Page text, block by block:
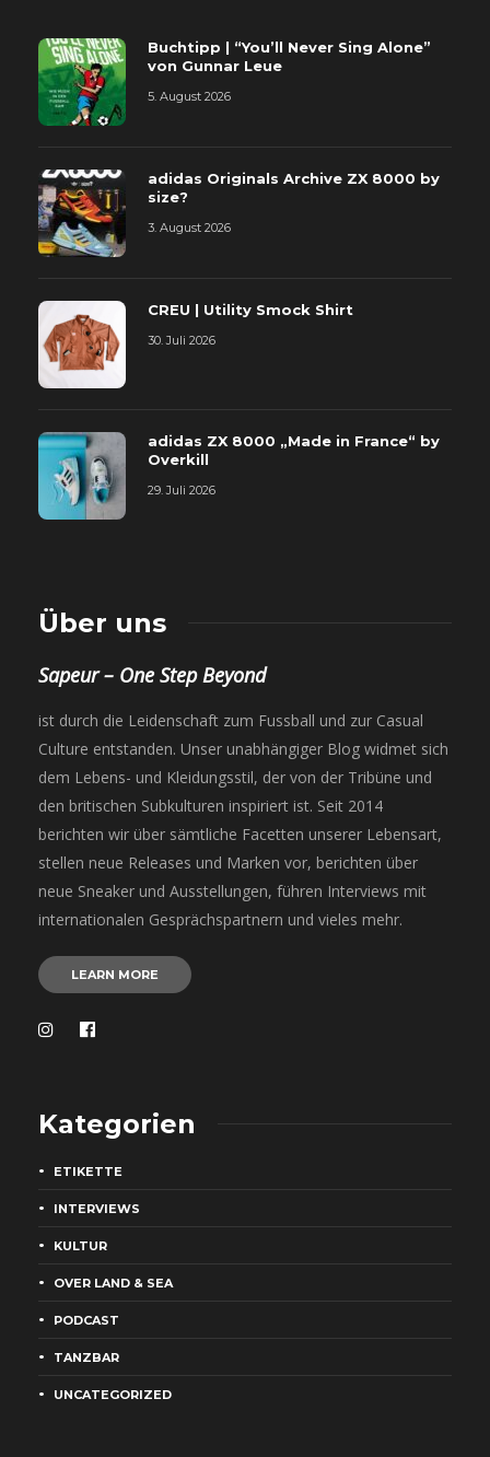
Buchtipp | “You’ll Never Sing Alone”
von Gunnar Leue
5. August 2026
adidas Originals Archive ZX 8000 by
size?
3. August 2026
CREU | Utility Smock Shirt
30. Juli 2026
adidas ZX 8000 „Made in France“ by
Overkill
29. Juli 2026
Über uns
Sapeur – One Step Beyond
ist durch die Leidenschaft zum Fussball und zur Casual
Culture entstanden. Unser unabhängiger Blog widmet sich
dem Lebens- und Kleidungsstil, der von der Tribüne und
den britischen Subkulturen inspiriert ist. Seit 2014
berichten wir über sämtliche Facetten unserer Lebensart,
stellen neue Releases und Marken vor, berichten über
neue Sneaker und Ausstellungen, führen Interviews mit
internationalen Gesprächspartnern und vieles mehr.
LEARN MORE
Kategorien
ETIKETTE
INTERVIEWS
KULTUR
OVER LAND & SEA
PODCAST
TANZBAR
UNCATEGORIZED